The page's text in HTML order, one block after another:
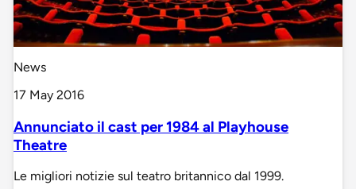
News
17 May 2016
Annunciato il cast per 1984 al Playhouse
Theatre
Le migliori notizie sul teatro britannico dal 1999.